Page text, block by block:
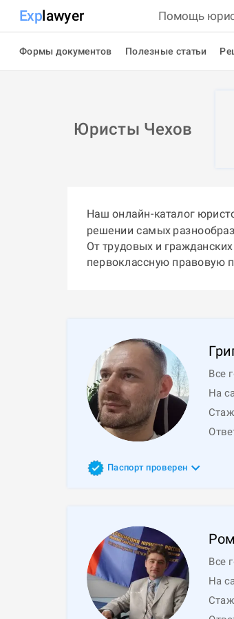
Explawyer Помощь
Формы документов Полезные статьи
Юристы Чехов
Наш онлайн-каталог
решении самых
От трудовых и
первоклассную правовую
Все
На
Паспорт проверен
Все
На